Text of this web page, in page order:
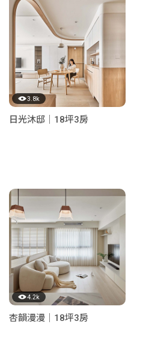
3.8k
日光沐邸｜18坪3房
4.2k
杏韻漫漫｜18坪3房